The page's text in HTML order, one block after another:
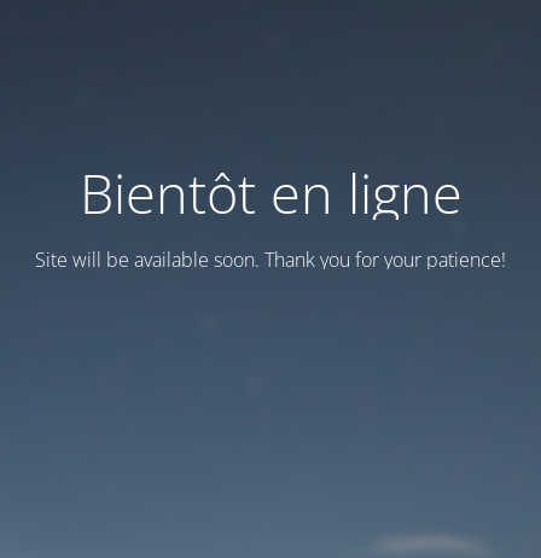
Bientôt en ligne
Site will be available soon. Thank you for your patience!